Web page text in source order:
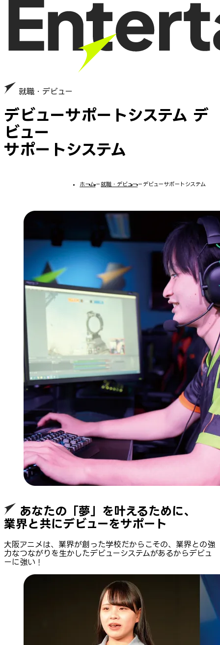
就職・デビュー
デビューサポートシステム デ
ビュー
サポートシステム
ホーム−就職・デビュー− デビューサポートシステム
あなたの「夢」を叶えるために、
業界と共にデビューをサポート
大阪アニメは、業界が創った学校だからこその、業界との強
力なつながりを生かしたデビューシステムがあるからデビュ
ーに強い！